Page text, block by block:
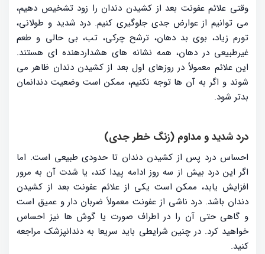
وقتی علائم عفونت بعد از کشیدن دندان را زود تشخیص دهیم،
می توانیم از عوارض جدی جلوگیری کنیم. درد شدید و طولانی،
تورم زیاد، بوی بد دهان، ترشح چرکی، تب، بی حالی و طعم
غیرطبیعی در دهان، همه نشانه های هشداردهنده ای هستند.
این علائم معمولاً در روزهای اول بعد از کشیدن دندان ظاهر می
شوند و اگر به آن ها توجه نکنیم، ممکن است وضعیت دندانمان
بدتر شود.
درد شدید و مداوم (زنگ خطر جدی)
احساس درد پس از کشیدن دندان تا حدودی طبیعی است. اما
اگر این درد بیش از سه روز ادامه پیدا کند، یا شدت آن به مرور
افزایش یابد، ممکن است یکی از علائم عفونت بعد از کشیدن
دندان باشد. درد ناشی از عفونت معمولاً ضربان دار و عمیق است
و گاهی حتی آن را در اطراف صورت یا گوش ها نیز احساس
خواهید کرد. در چنین شرایطی باید سریعا به دندانپزشک مراجعه
کنید.